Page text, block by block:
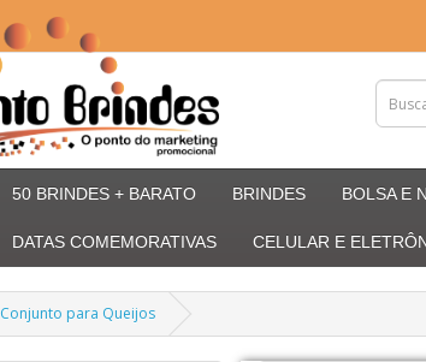
50 BRINDES + BARATO BRINDES BOLSA E
DATAS COMEMORATIVAS CELULAR E
Conjunto para Queijos